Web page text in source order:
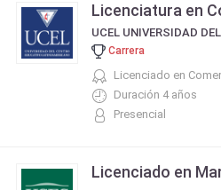
Licenciatura en
Carrera
Licenciado en
Duración 4 años
Presencial
Licenciado en